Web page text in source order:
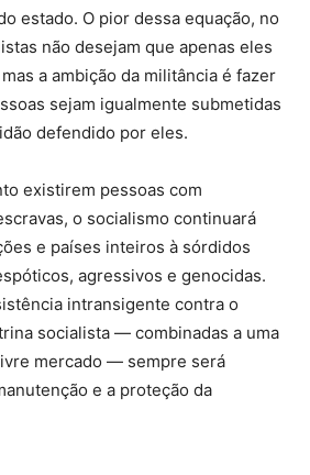
estado. O pior dessa equação, no
não desejam que apenas eles
a ambição da militância é fazer
sejam igualmente submetidas
defendido por eles.
existirem pessoas com
o socialismo continuará
e países inteiros à sórdidos
agressivos e genocidas.
intransigente contra o
socialista — combinadas a uma
mercado — sempre será
e a proteção da